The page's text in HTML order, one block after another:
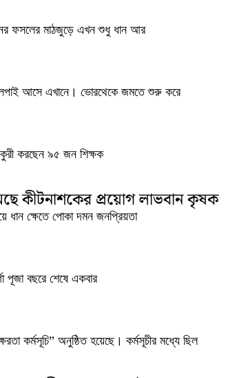
ফসলের মাঠজুড়ে এখন শুধু ধান আর
আসে এখানে। ভোরথেকে জমতে শুরু করে
করছেন ৯৫ জন শিক্ষক
কীটনাশকের প্রয়োগ লাভবান কৃষক
ধান ক্ষেতে পোকা দমন জনপ্রিয়তা
পূজা বছরে শেষে একবার
কর্মসূচি” অনুষ্ঠিত হয়েছে। কর্মসূচীর মধ্যে ছিল